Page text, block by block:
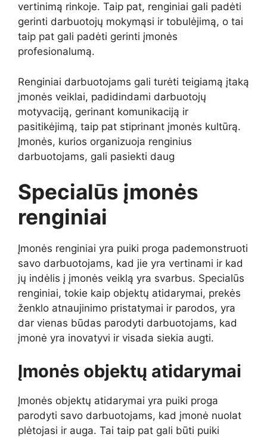
vertinimą rinkoje. Taip pat, renginiai gali padėti
gerinti darbuotojų mokymąsi ir tobulėjimą, o tai
taip pat gali padėti gerinti įmonės
profesionalumą.
Renginiai darbuotojams gali turėti teigiamą įtaką
įmonės veiklai, padidindami darbuotojų
motyvaciją, gerinant komunikaciją ir
pasitikėjimą, taip pat stiprinant įmonės kultūrą.
Įmonės, kurios organizuoja renginius
darbuotojams, gali pasiekti daug
Specialūs įmonės
renginiai
Įmonės renginiai yra puiki proga pademonstruoti
savo darbuotojams, kad jie yra vertinami ir kad
jų indėlis į įmonės veiklą yra svarbus. Specialūs
renginiai, tokie kaip objektų atidarymai, prekės
ženklo atnaujinimo pristatymai ir parodos, yra
dar vienas būdas parodyti darbuotojams, kad
įmonė yra inovatyvi ir visada siekia augti.
Įmonės objektų atidarymai
Įmonės objektų atidarymai yra puiki proga
parodyti savo darbuotojams, kad įmonė nuolat
plėtojasi ir auga. Tai taip pat gali būti puiki